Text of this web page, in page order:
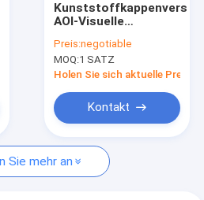
AOI-Visuelle
für die Lebensmittel-
und
Getränkeindustrie
Preis:negotiable
MOQ:1 SATZ
Holen Sie sich aktuelle Preis
Kontakt
Sie mehr an